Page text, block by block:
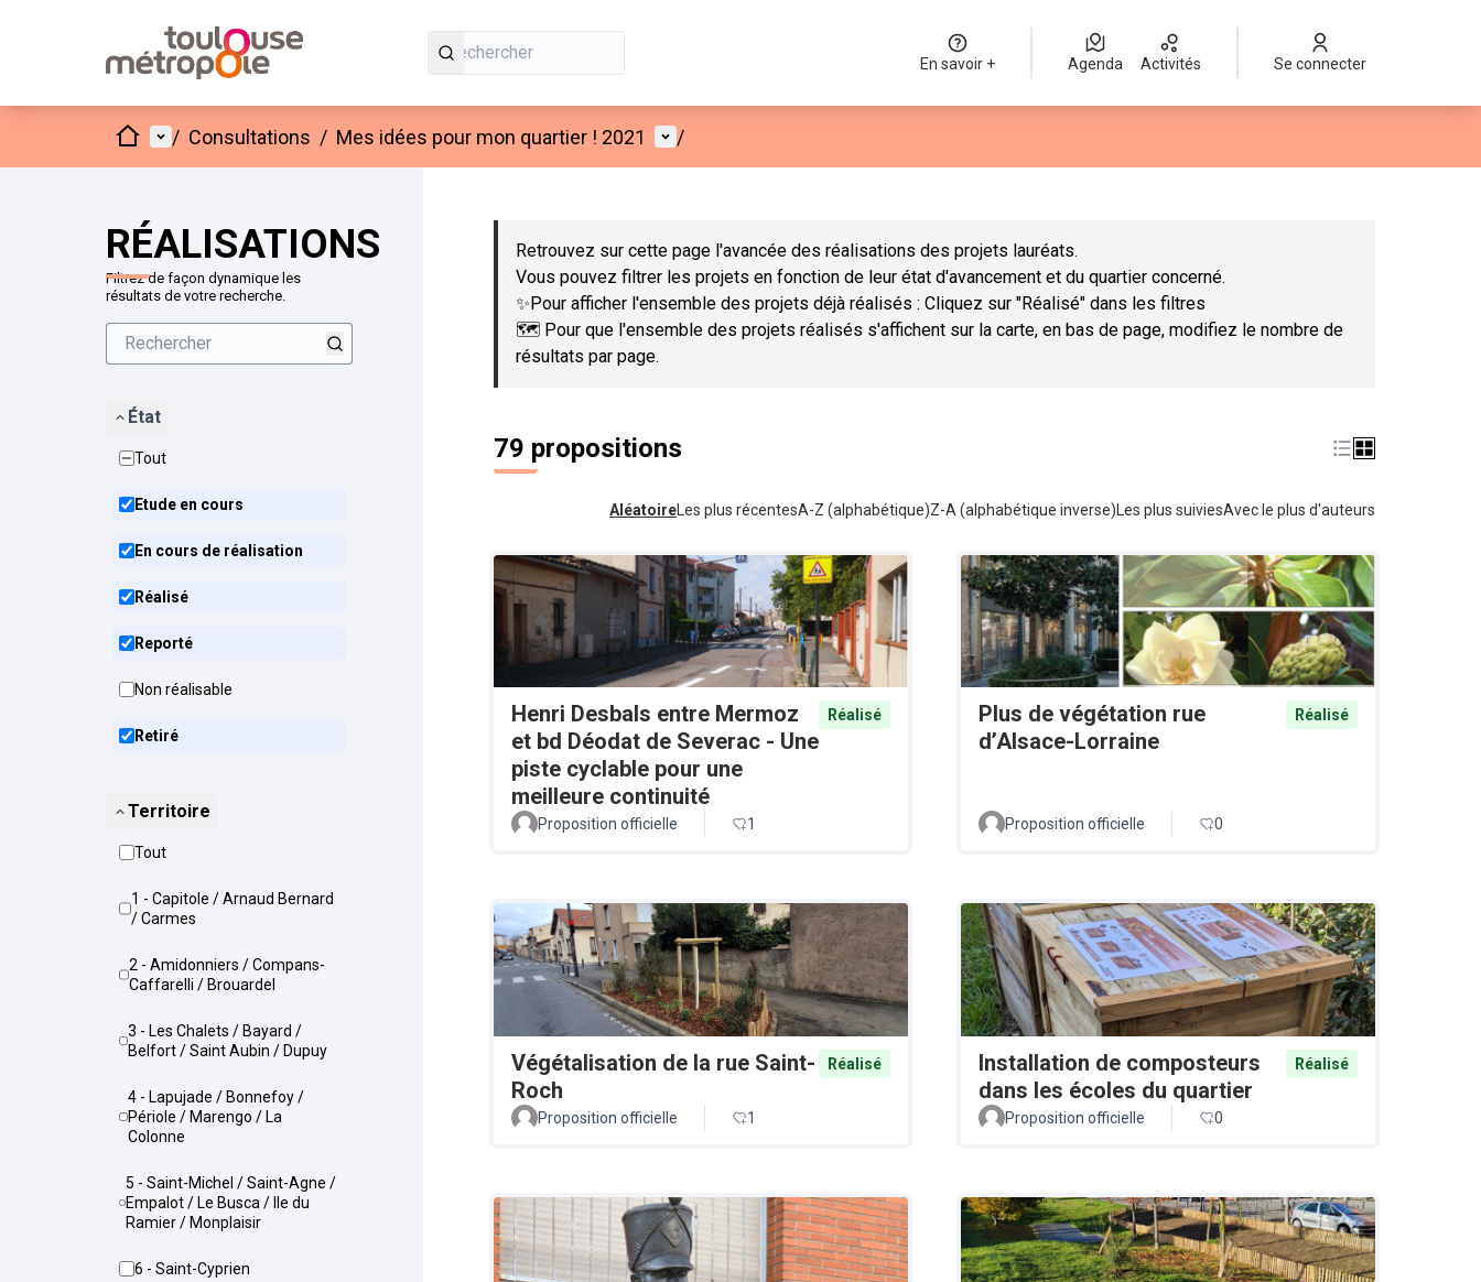
En savoir + Agenda Activités Se connecter
AccueilMenu principal
/ Consultations / Mes idées pour mon quartier ! 2021 Menu utilisateur
/
RÉALISATIONS
Filtrez de façon dynamique les
résultats de votre recherche.
État
Tout
Etude en cours
En cours de réalisation
Réalisé
Reporté
Non réalisable
Retiré
Territoire
Tout
1 - Capitole / Arnaud Bernard
/ Carmes
2 - Amidonniers / Compans-
Caffarelli / Brouardel
3 - Les Chalets / Bayard /
Belfort / Saint Aubin / Dupuy
4 - Lapujade / Bonnefoy /
Périole / Marengo / La
Colonne
5 - Saint-Michel / Saint-Agne /
Empalot / Le Busca / Ile du
Ramier / Monplaisir
6 - Saint-Cyprien
Passer la carte
Retrouvez sur cette page l'avancée des réalisations des projets lauréats.
Vous pouvez filtrer les projets en fonction de leur état d'avancement et du quartier concerné.
✨Pour afficher l'ensemble des projets déjà réalisés : Cliquez sur "Réalisé" dans les filtres
🗺️ Pour que l'ensemble des projets réalisés s'affichent sur la carte, en bas de page, modifiez le nombre de
résultats par page.
79 propositions
Aléatoire Les plus récentesA-Z (alphabétique)Z-A (alphabétique inverse) Les plus suiviesAvec le plus d'auteurs
Henri Desbals entre Mermoz
et bd Déodat de Severac - Une
piste cyclable pour une
meilleure continuité
Réalisé
Proposition officielle 1
Plus de végétation rue
d’Alsace-Lorraine
Réalisé
Proposition officielle 0
Végétalisation de la rue Saint-
Roch
Réalisé
Proposition officielle 1
Installation de composteurs
dans les écoles du quartier
Réalisé
Proposition officielle 0